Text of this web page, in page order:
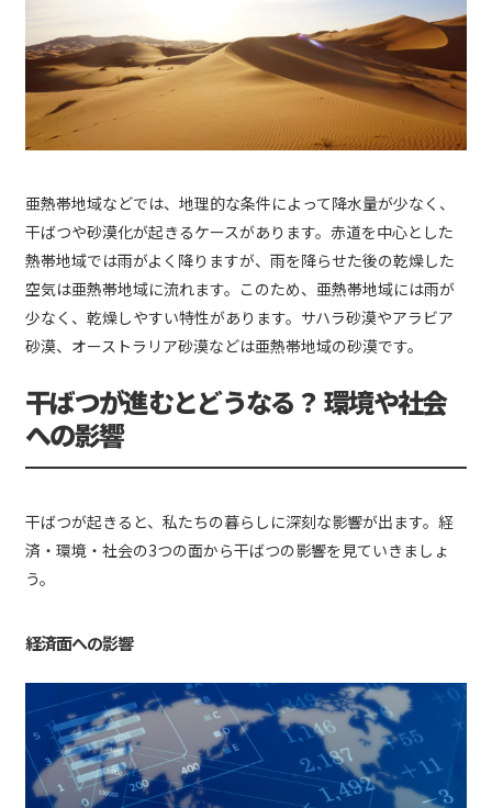
亜熱帯地域などでは、地理的な条件によって降水量が少なく、
干ばつや砂漠化が起きるケースがあります。赤道を中心とした
熱帯地域では雨がよく降りますが、雨を降らせた後の乾燥した
空気は亜熱帯地域に流れます。このため、亜熱帯地域には雨が
少なく、乾燥しやすい特性があります。サハラ砂漠やアラビア
砂漠、オーストラリア砂漠などは亜熱帯地域の砂漠です。
干ばつが進むとどうなる？ 環境や社会
への影響
干ばつが起きると、私たちの暮らしに深刻な影響が出ます。経
済・環境・社会の3つの面から干ばつの影響を見ていきましょ
う。
経済面への影響